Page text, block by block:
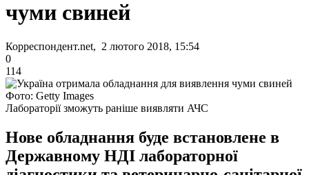
чуми свиней
Корреспондент.net, 2 лютого 2018, 15:54
0
114
Фото: Getty Images
Лабораторії зможуть раніше виявляти АЧС
Нове обладнання буде встановлене в
Державному НДІ лабораторної